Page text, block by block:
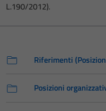
L.190/2012).
Riferimenti
Posizioni